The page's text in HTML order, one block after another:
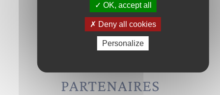
PARTENAIRES
OK, accept all
Deny all cookies
Personalize